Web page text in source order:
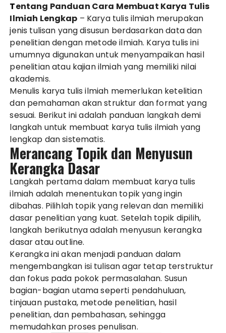
Tentang Panduan Cara Membuat Karya Tulis
Ilmiah Lengkap – Karya tulis ilmiah merupakan
jenis tulisan yang disusun berdasarkan data dan
penelitian dengan metode ilmiah. Karya tulis ini
umumnya digunakan untuk menyampaikan hasil
penelitian atau kajian ilmiah yang memiliki nilai
akademis.
Menulis karya tulis ilmiah memerlukan ketelitian
dan pemahaman akan struktur dan format yang
sesuai. Berikut ini adalah panduan langkah demi
langkah untuk membuat karya tulis ilmiah yang
lengkap dan sistematis.
Merancang Topik dan Menyusun
Kerangka Dasar
Langkah pertama dalam membuat karya tulis
ilmiah adalah menentukan topik yang ingin
dibahas. Pilihlah topik yang relevan dan memiliki
dasar penelitian yang kuat. Setelah topik dipilih,
langkah berikutnya adalah menyusun kerangka
dasar atau outline.
Kerangka ini akan menjadi panduan dalam
mengembangkan isi tulisan agar tetap terstruktur
dan fokus pada pokok permasalahan. Susun
bagian-bagian utama seperti pendahuluan,
tinjauan pustaka, metode penelitian, hasil
penelitian, dan pembahasan, sehingga
memudahkan proses penulisan.